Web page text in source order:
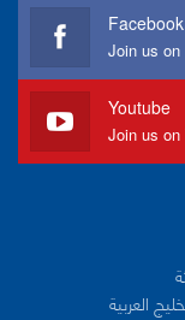
Facebook
Join us on
Youtube
Join us on
العربية